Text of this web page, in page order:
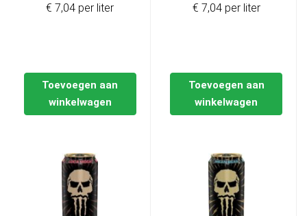
Toevoegen aan
winkelwagen
€ 7,04 per liter
Toevoegen aan
winkelwagen
€ 7,04 per liter